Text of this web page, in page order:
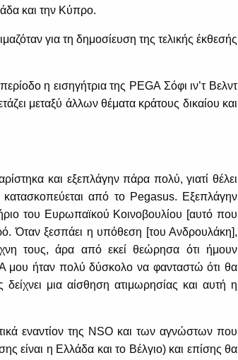
και την Κύπρο.
για τη δημοσίευση της τελικής έκθεσής
η εισηγήτρια της PEGA Σόφι ιν’τ Βελντ
μεταξύ άλλων θέματα κράτους δικαίου και
και εξεπλάγην πάρα πολύ, γιατί θέλει
από το Pegasus. Εξεπλάγην
του Ευρωπαϊκού Κοινοβουλίου [αυτό που
Όταν ξεσπάει η υπόθεση [του Ανδρουλάκη],
τους, άρα από εκεί θεώρησα ότι ήμουν
μου ήταν πολύ δύσκολο να φανταστώ ότι θα
μια αίσθηση ατιμωρησίας και αυτή η
εναντίον της NSO και των αγνώστων που
είναι η Ελλάδα και το Βέλγιο) και επίσης θα